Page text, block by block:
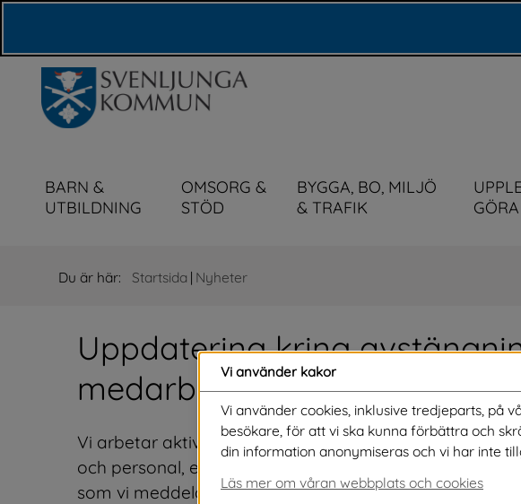
BARN &
UTBILDNING
OMSORG &
STÖD
BYGGA, BO, MILJÖ
& TRAFIK
GÖRA
Du är här: Startsida | Nyheter
Uppdatering kring
medarbetare
Vi arbetar aktivt med att säkerställa en trygg och
och personal, efter den avstängning av medarbetare
som vi meddelade onsdag 7 januari 2026.
Vi använder kakor
Vi använder cookies, inklusive tredjeparts, på
besökare, för att vi ska kunna förbättra och
din information anonymiseras och vi har inte
Läs mer om våran webbplats och cookies